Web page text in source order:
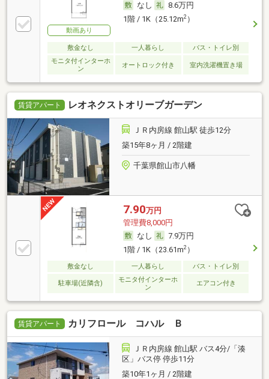
動画あり
なし
8.6万円
1階 / 1K（25.12m2）
敷金なし 一人暮らし
バス・トイレ別
モニタ付インターホ
ン
オートロック付き 室内洗濯機置き場
賃貸アパート レオネクストオリーブガーデン
ＪＲ内房線 館山駅 徒歩12分
築15年8ヶ月 / 2階建
千葉県館山市八幡
7.90万円
管理費8,000円
なし
7.9万円
1階 / 1K（23.61m2）
敷金なし 一人暮らし バス・トイレ別
駐車場(近隣含)
モニタ付インターホ
ン
エアコン付き
賃貸アパート カリフロール コハル Ｂ
ＪＲ内房線 館山駅 バス4分/「湊
区」バス停 停歩11分
築10年1ヶ月 / 2階建